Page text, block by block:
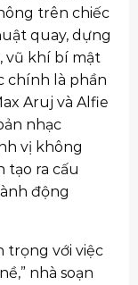
trên chiếc
quay, dựng
vũ khí bí mật
chính là phần
Aruj và Alfie
nhạc
vị không
tạo ra cấu
động
trọng với việc
nhà soạn